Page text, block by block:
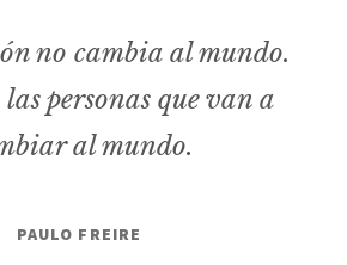
no cambia al mundo.
personas que van a
al mundo.
PAULO FREIRE